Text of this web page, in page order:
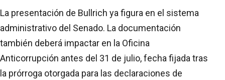
La presentación de Bullrich ya figura en el sistema
administrativo del Senado. La documentación
también deberá impactar en la Oficina
Anticorrupción antes del 31 de julio, fecha fijada tras
la prórroga otorgada para las declaraciones de